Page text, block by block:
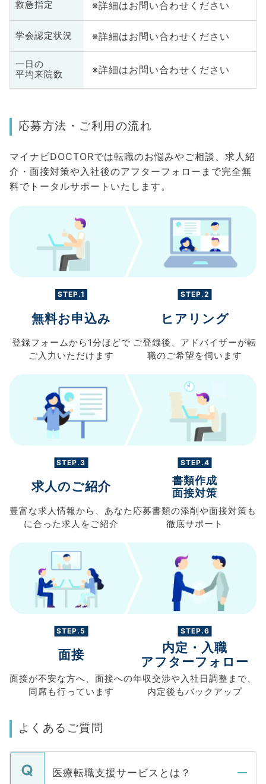
救急指定 ※詳細はお問い合わせください
学会認定状況 ※詳細はお問い合わせください
一日の
平均来院数
※詳細はお問い合わせください
応募方法・ご利用の流れ
マイナビDOCTORでは転職のお悩みやご相談、求人紹
介・面接対策や入社後のアフターフォローまで完全無
料でトータルサポートいたします。
STEP.1
無料お申込み
登録フォームから 1分ほどで
ご入力 いただけます
STEP.2
ヒアリング
ご登録後、 アドバイザーが転
職のご希望を伺います
STEP.3
求人のご紹介
豊富な求人情報から、 あなた
に合った求人を ご紹介
STEP.4
書類作成
面接対策
応募書類の添削や面接対策も
徹底サポート
STEP.5
面接
面接が不安な方へ、 面接への
同席も行っています
STEP.6
内定・入職
アフターフォロー
年収交渉や入社日調整まで、
内定後もバックアップ
よくあるご質問
医療転職支援サービスとは？